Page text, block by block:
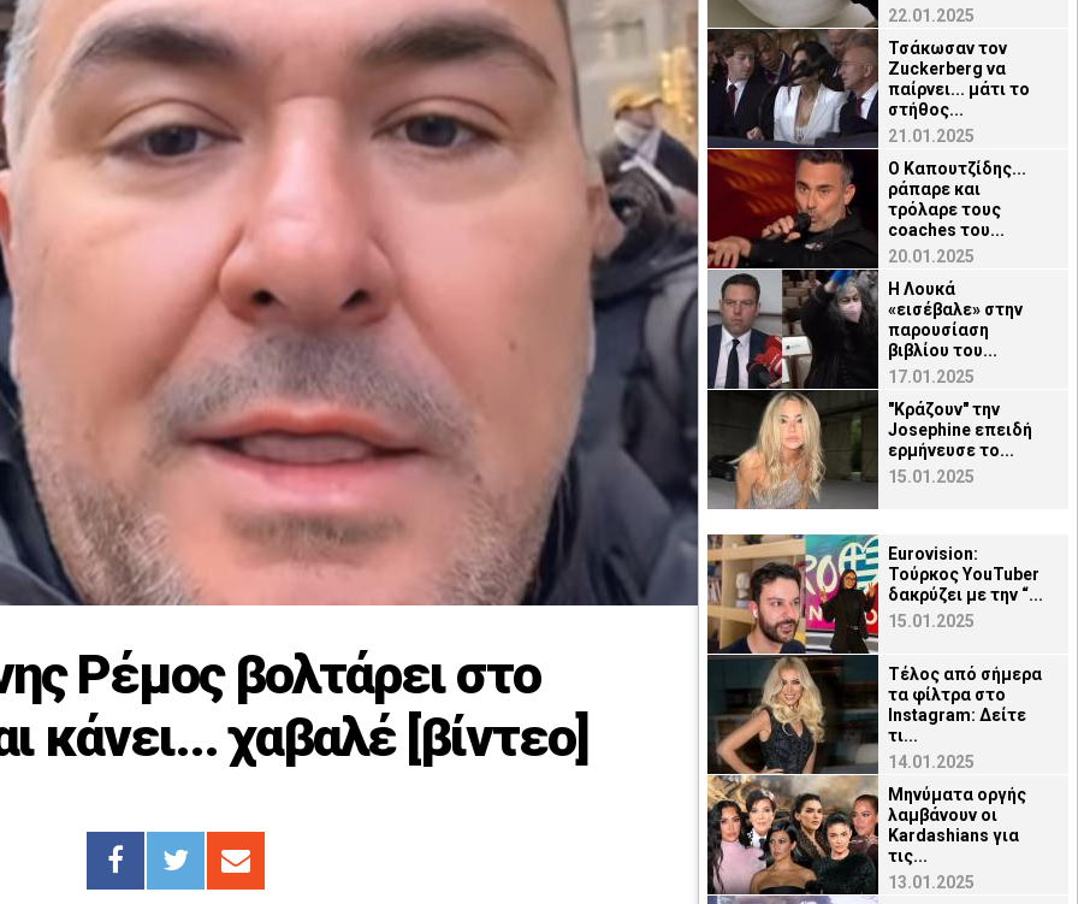
Ρέμος βολτάρει στο
κάνει... χαβαλέ [βίντεο]
22.01.2025
Τσάκωσαν τον
Zuckerberg να
παίρνει... μάτι το
στήθος...
21.01.2025
Ο Καπουτζίδης...
ράπαρε και
τρόλαρε τους
coaches του...
20.01.2025
H Λουκά
«εισέβαλε» στην
παρουσίαση
βιβλίου του...
17.01.2025
"Κράζουν" την
Josephine επειδή
ερμήνευσε το...
15.01.2025
Eurovision:
Τούρκος YouTuber
δακρύζει με την “...
15.01.2025
Τέλος από σήμερα
τα φίλτρα στο
Instagram: Δείτε
τι...
14.01.2025
Μηνύματα οργής
λαμβάνουν οι
Kardashians για
τις...
13.01.2025